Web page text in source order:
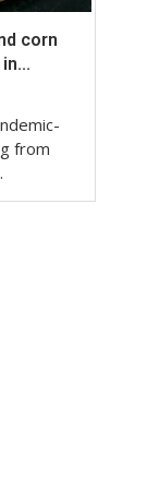
corn
from